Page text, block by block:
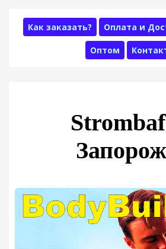
Как заказать? Оплата и
Оптом